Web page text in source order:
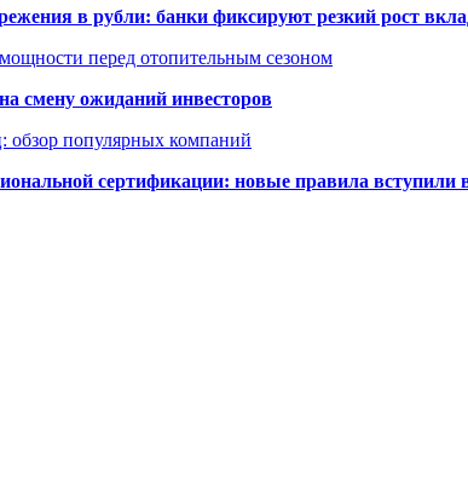
в рубли: банки фиксируют резкий рост
перед отопительным сезоном
смену ожиданий инвесторов
обзор популярных компаний
сертификации: новые правила вступили